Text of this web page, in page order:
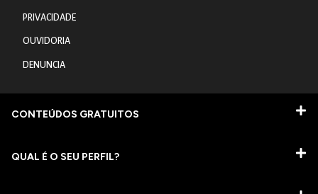
PRIVACIDADE
OUVIDORIA
DENUNCIA
CONTEÚDOS GRATUITOS
QUAL É O SEU PERFIL?